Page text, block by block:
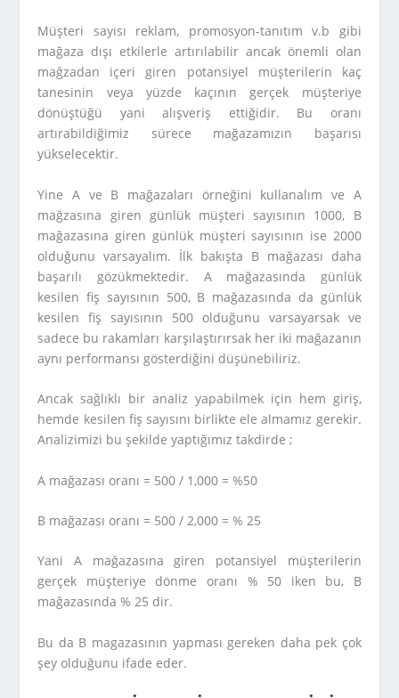
Müşteri sayısı reklam, promosyon-tanıtım v.b gibi
mağaza dışı etkilerle artırılabilir ancak önemli olan
mağzadan içeri giren potansiyel müşterilerin kaç
tanesinin veya yüzde kaçının gerçek müşteriye
dönüştüğü yani alışveriş ettiğidir. Bu oranı
artırabildiğimiz sürece mağazamızın başarısı
yükselecektir.
Yine A ve B mağazaları örneğini kullanalım ve A
mağzasına giren günlük müşteri sayısının 1000, B
mağazasına giren günlük müşteri sayısının ise 2000
olduğunu varsayalım. İlk bakışta B mağazası daha
başarılı gözükmektedir. A mağazasında günlük
kesilen fiş sayısının 500, B mağazasında da günlük
kesilen fiş sayısının 500 olduğunu varsayarsak ve
sadece bu rakamları karşılaştırırsak her iki mağazanın
aynı performansı gösterdiğini düşünebiliriz.
Ancak sağlıklı bir analiz yapabilmek için hem giriş,
hemde kesilen fiş sayısını birlikte ele almamız gerekir.
Analizimizi bu şekilde yaptığımız takdirde ;
A mağazası oranı = 500 / 1,000 = %50
B mağazası oranı = 500 / 2,000 = % 25
Yani A mağazasına giren potansiyel müşterilerin
gerçek müşteriye dönme oranı % 50 iken bu, B
mağazasında % 25 dir.
Bu da B magazasının yapması gereken daha pek çok
şey olduğunu ifade eder.